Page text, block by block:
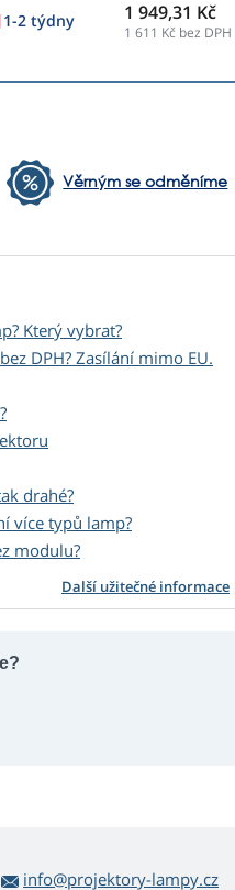
1-2 týdny 1 949,31 Kč
1 611 Kč bez DPH
Věrným se odměníme
Který vybrat?
DPH? Zasílání mimo EU.
drahé?
více typů lamp?
modulu?
Další užitečné informace
info@projektory-lampy.cz